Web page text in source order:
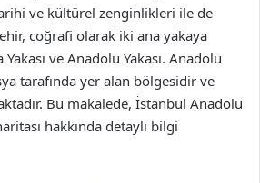
ve kültürel zenginlikleri ile de
coğrafi olarak iki ana yakaya
ve Anadolu Yakası. Anadolu
tarafında yer alan bölgesidir ve
Bu makalede, İstanbul Anadolu
hakkında detaylı bilgi